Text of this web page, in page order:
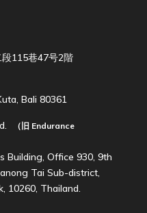
115巷47号2階
Bali 80361
（旧 Endurance
Building, Office 930, 9th
Tai Sub-district,
10260, Thailand.